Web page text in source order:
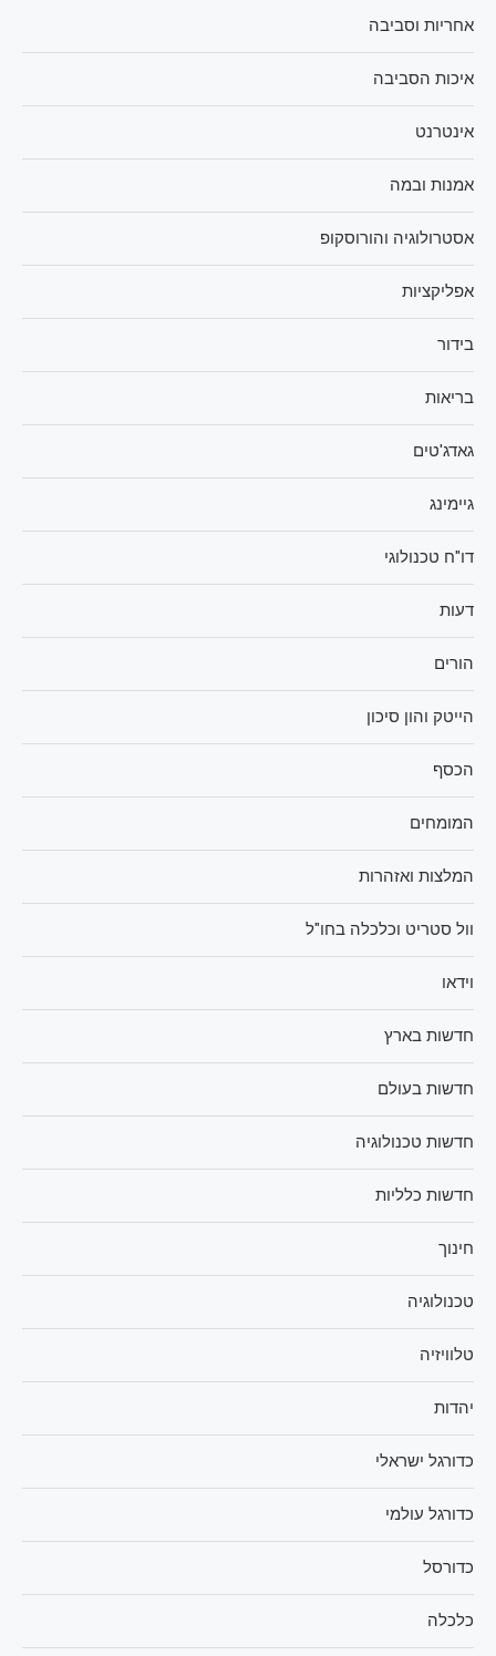
אחריות וסביבה
איכות הסביבה
אינטרנט
אמנות ובמה
אסטרולוגיה והורוסקופ
אפליקציות
בידור
בריאות
גאדג'טים
גיימינג
דו"ח טכנולוגי
דעות
הורים
הייטק והון סיכון
הכסף
המומחים
המלצות ואזהרות
וול סטריט וכלכלה בחו"ל
וידאו
חדשות בארץ
חדשות בעולם
חדשות טכנולוגיה
חדשות כלליות
חינוך
טכנולוגיה
טלוויזיה
יהדות
כדורגל ישראלי
כדורגל עולמי
כדורסל
כלכלה